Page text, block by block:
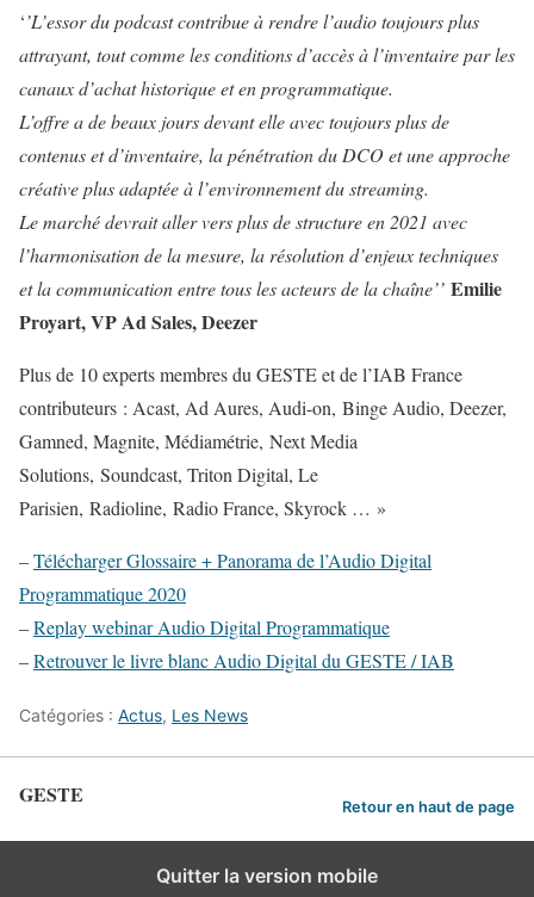
‘’L’essor du podcast contribue à rendre l’audio toujours plus
attrayant, tout comme les conditions d’accès à l’inventaire par les
canaux d’achat historique et en programmatique.
L’offre a de beaux jours devant elle avec toujours plus de
contenus et d’inventaire, la pénétration du DCO et une approche
créative plus adaptée à l’environnement du streaming.
Le marché devrait aller vers plus de structure en 2021 avec
l’harmonisation de la mesure, la résolution d’enjeux techniques
et la communication entre tous les acteurs de la chaîne’’ Emilie
Proyart, VP Ad Sales, Deezer
Plus de 10 experts membres du GESTE et de l’IAB France
contributeurs : Acast, Ad Aures, Audi-on, Binge Audio, Deezer,
Gamned, Magnite, Médiamétrie, Next Media
Solutions, Soundcast, Triton Digital, Le
Parisien, Radioline, Radio France, Skyrock … »
–Télécharger Glossaire + Panorama de l’Audio Digital
Programmatique 2020
–Replay webinar Audio Digital Programmatique
–Retrouver le livre blanc Audio Digital du GESTE / IAB
Catégories : Actus, Les News
GESTE Retour en haut de page
Quitter la version mobile